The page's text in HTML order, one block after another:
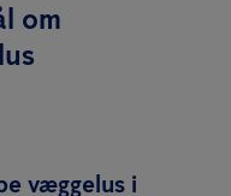
om
væggelus i